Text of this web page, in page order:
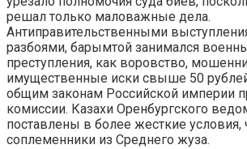
решал только маловажные дела.
Антиправительственными
разбоями, барымтой занимался
преступления, как воровство,
имущественные иски свыше 50
общим законам Российской империи
комиссии. Казахи Оренбургского
поставлены в более жесткие условия,
соплеменники из Среднего жуза.